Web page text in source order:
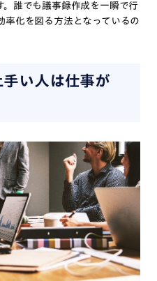
誰でも議事録作成を一瞬で行
率化を図る方法となっているの
い人は仕事が